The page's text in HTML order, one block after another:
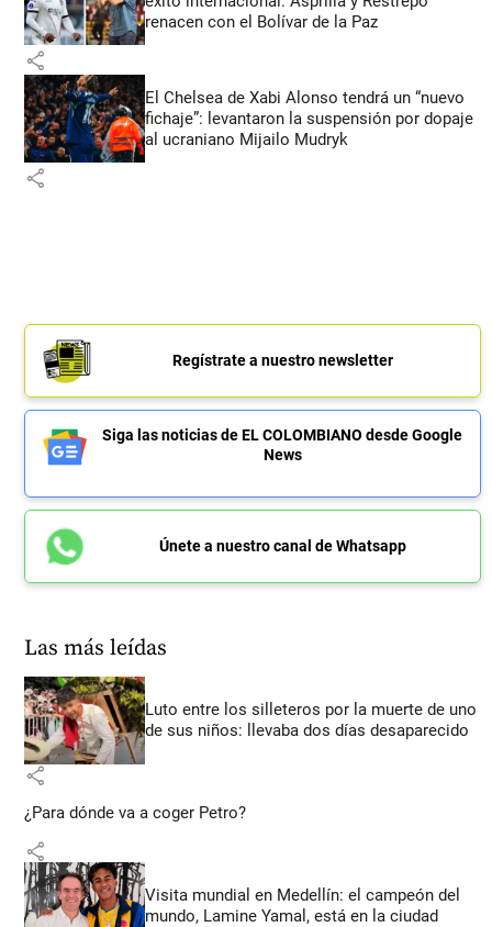
renacen con el Bolívar de la Paz
share
El Chelsea de Xabi Alonso tendrá un “nuevo
fichaje”: levantaron la suspensión por dopaje
al ucraniano Mijailo Mudryk
share
Regístrate a nuestro newsletter
Siga las noticias de EL COLOMBIANO desde Google
News
Únete a nuestro canal de Whatsapp
Las más leídas
Luto entre los silleteros por la muerte de uno
de sus niños: llevaba dos días desaparecido
share
¿Para dónde va a coger Petro?
share
Visita mundial en Medellín: el campeón del
mundo, Lamine Yamal, está en la ciudad